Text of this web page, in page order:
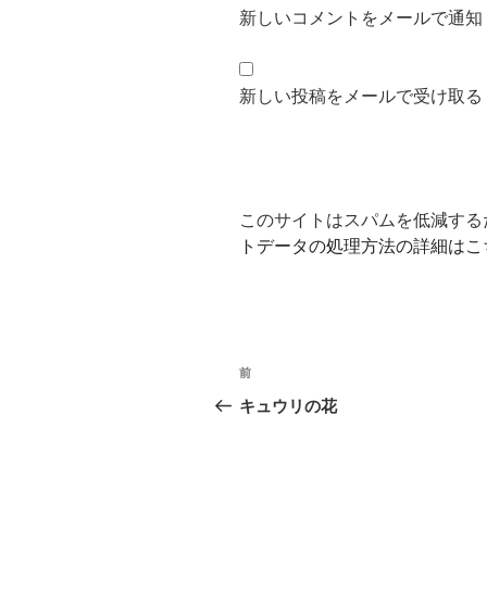
新しいコメントをメールで通知
新しい投稿をメールで受け取る
このサイトはスパムを低減す
トデータの処理方法の詳細は
投
稿
前
の
前
キュウリの花